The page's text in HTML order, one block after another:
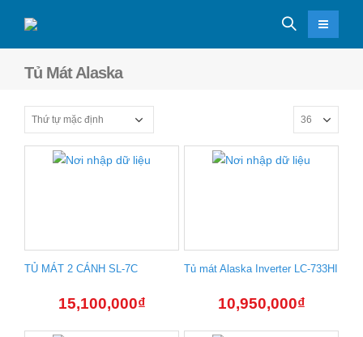
Tủ Mát Alaska
TỦ MÁT 2 CÁNH SL-7C
15,100,000₫
Tủ mát Alaska Inverter LC-733HI
10,950,000₫